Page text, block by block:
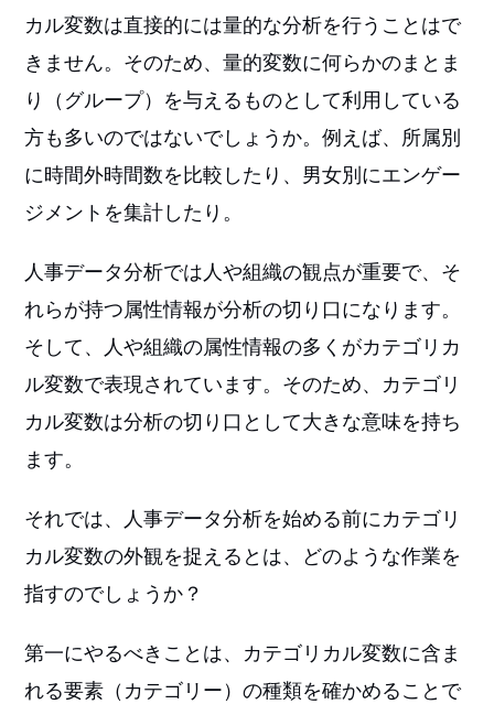
カル変数は直接的には量的な分析を行うことはで
きません。そのため、量的変数に何らかのまとま
り（グループ）を与えるものとして利用している
方も多いのではないでしょうか。例えば、所属別
に時間外時間数を比較したり、男女別にエンゲー
ジメントを集計したり。
人事データ分析では人や組織の観点が重要で、そ
れらが持つ属性情報が分析の切り口になります。
そして、人や組織の属性情報の多くがカテゴリカ
ル変数で表現されています。そのため、カテゴリ
カル変数は分析の切り口として大きな意味を持ち
ます。
それでは、人事データ分析を始める前にカテゴリ
カル変数の外観を捉えるとは、どのような作業を
指すのでしょうか？
第一にやるべきことは、カテゴリカル変数に含ま
れる要素（カテゴリー）の種類を確かめることで